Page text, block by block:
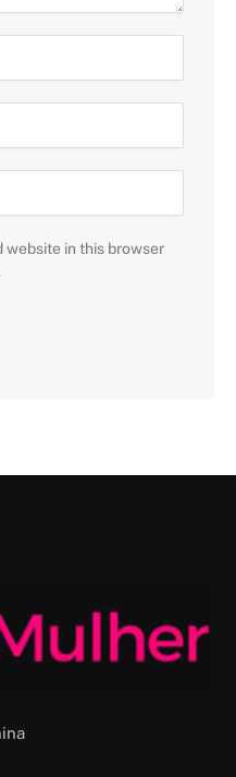
website in this browser